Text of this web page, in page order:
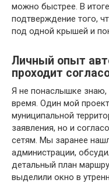
можно быстрее. В
подтверждение того,
под одной крышей и
Личный опыт
проходит
Я не понаслышке знаю,
время. Один мой
муниципальной
заявления, но и
сетям. Мы заранее
администрации,
детальный план
выделили окно в